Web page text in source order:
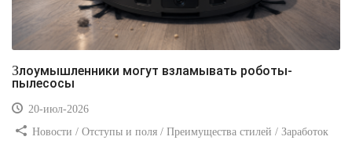
Злоумышленники могут взламывать роботы-
пылесосы
20-июл-2026
Новости / Отступы и поля / Преимущества стилей / Заработок